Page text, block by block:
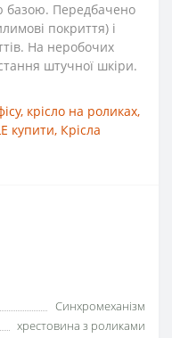
базою. Передбачено
покриття) і
На неробочих
штучної шкіри.
, крісло на роликах,
купити, Крісла
Синхромеханізм
хрестовина з роликами